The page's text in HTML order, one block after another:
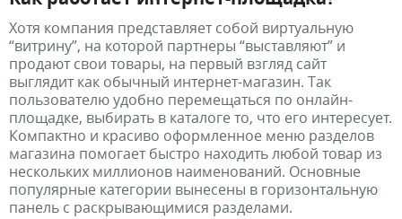
Хотя компания представляет собой виртуальную
“витрину”, на которой партнеры “выставляют” и
продают свои товары, на первый взгляд сайт
выглядит как обычный интернет-магазин. Так
пользователю удобно перемещаться по онлайн-
площадке, выбирать в каталоге то, что его интересует.
Компактно и красиво оформленное меню разделов
магазина помогает быстро находить любой товар из
нескольких миллионов наименований. Основные
популярные категории вынесены в горизонтальную
панель с раскрывающимися разделами.